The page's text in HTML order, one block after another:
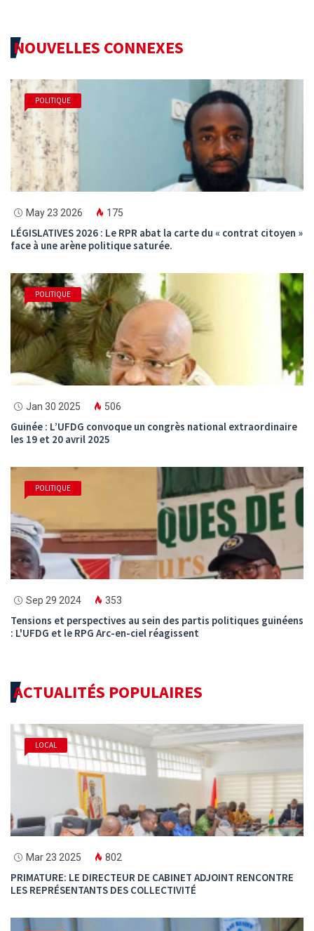
NOUVELLES CONNEXES
POLITIQUE
May 23 2026 175
LÉGISLATIVES 2026 : Le RPR abat la carte du « contrat citoyen »
face à une arène politique saturée.
POLITIQUE
Jan 30 2025 506
Guinée : L’UFDG convoque un congrès national extraordinaire
les 19 et 20 avril 2025
POLITIQUE
Sep 29 2024 353
Tensions et perspectives au sein des partis politiques guinéens
: L'UFDG et le RPG Arc-en-ciel réagissent
ACTUALITÉS POPULAIRES
LOCAL
Mar 23 2025 802
PRIMATURE: LE DIRECTEUR DE CABINET ADJOINT RENCONTRE
LES REPRÉSENTANTS DES COLLECTIVITÉ